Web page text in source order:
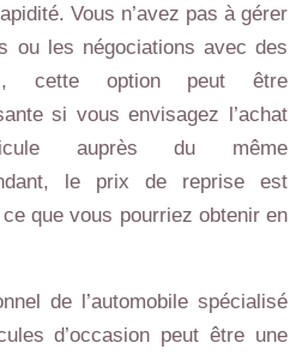
Vous n’avez pas à gérer
ou les négociations avec des
cette option peut être
si vous envisagez l’achat
auprès du même
le prix de reprise est
que vous pourriez obtenir en
de l’automobile spécialisé
d’occasion peut être une